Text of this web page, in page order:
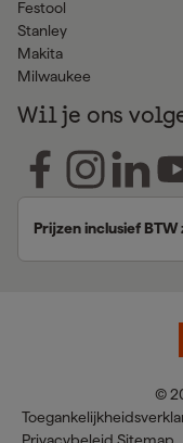
Festool
Stanley
Makita
Milwaukee
Wil je ons
Prijzen inclusief BTW
©